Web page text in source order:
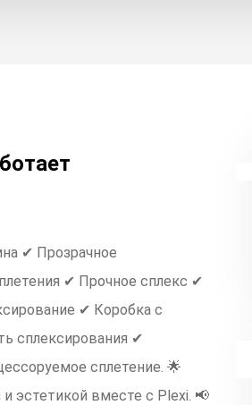
✔ Прозрачное
✔ Прочное сплекс ✔
✔ Коробка с
сплексирования ✔
сплетение. 🌟
эстетикой вместе с Plexi. 📢